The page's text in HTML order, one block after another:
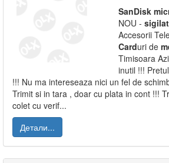
SanDisk
NOU - sigilat
Accesorii
Carduri de
Timisoara
inutil !!!
!!! Nu ma intereseaza nici un fel de
Trimit si in tara , doar cu plata in cont !!!
colet cu verif...
Детали...